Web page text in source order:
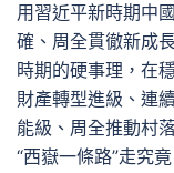
用習近平新時期中
確、周全貫徹新成
時期的硬事理，在
財產轉型進級、連
能級、周全推動村
“西嶽一條路”走究